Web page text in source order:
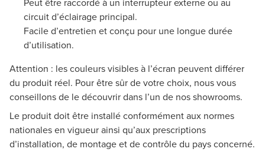
Peut être raccordé à un interrupteur externe ou au
circuit d’éclairage principal.
Facile d’entretien et conçu pour une longue durée
d’utilisation.
Attention : les couleurs visibles à l’écran peuvent différer
du produit réel. Pour être sûr de votre choix, nous vous
conseillons de le découvrir dans l’un de nos showrooms.
Le produit doit être installé conformément aux normes
nationales en vigueur ainsi qu’aux prescriptions
d’installation, de montage et de contrôle du pays concerné.